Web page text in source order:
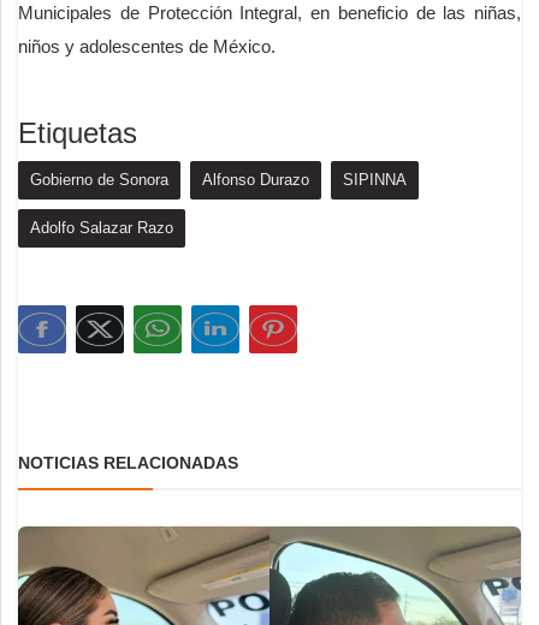
Municipales de Protección Integral, en beneficio de las niñas,
niños y adolescentes de México.
Etiquetas
Gobierno de Sonora Alfonso Durazo SIPINNA
Adolfo Salazar Razo
NOTICIAS RELACIONADAS